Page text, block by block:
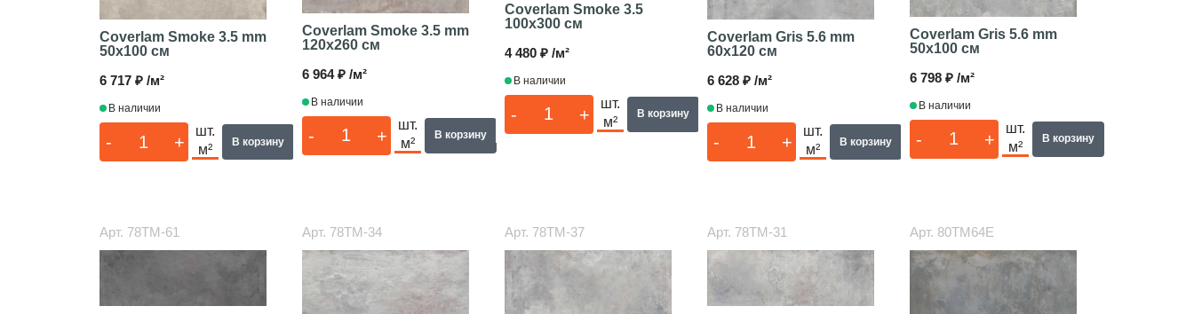
Coverlam Smoke 3.5 mm
50x100 см
6 717 ₽ /м²
В наличии
- +
шт.
м²
В корзину
Coverlam Smoke 3.5 mm
120x260 см
6 964 ₽ /м²
В наличии
- +
шт.
м²
В корзину
Coverlam Smoke 3.5
100x300 см
4 480 ₽ /м²
В наличии
- +
шт.
м²
В корзину
Coverlam Gris 5.6 mm
60x120 см
6 628 ₽ /м²
В наличии
- +
шт.
м²
В корзину
Coverlam Gris 5.6 mm
50x100 см
6 798 ₽ /м²
В наличии
- +
шт.
м²
В корзину
Арт. 78TM-61 Арт. 78TM-34 Арт. 78TM-37 Арт. 78TM-31 Арт. 80TM64E